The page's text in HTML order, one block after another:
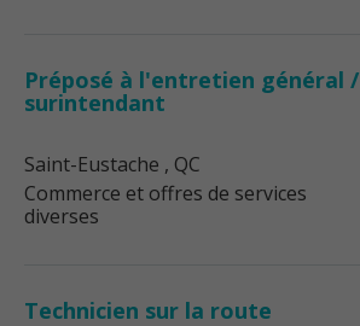
Préposé à l'entretien général /
surintendant
Saint-Eustache , QC
Commerce et offres de services
diverses
Technicien sur la route